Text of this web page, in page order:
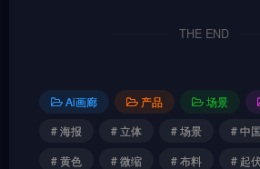
THE END
Ai画廊 产品 场景
# 海报
# 立体 # 场景 # 中
# 黄色
# 微缩 # 布料 # 起